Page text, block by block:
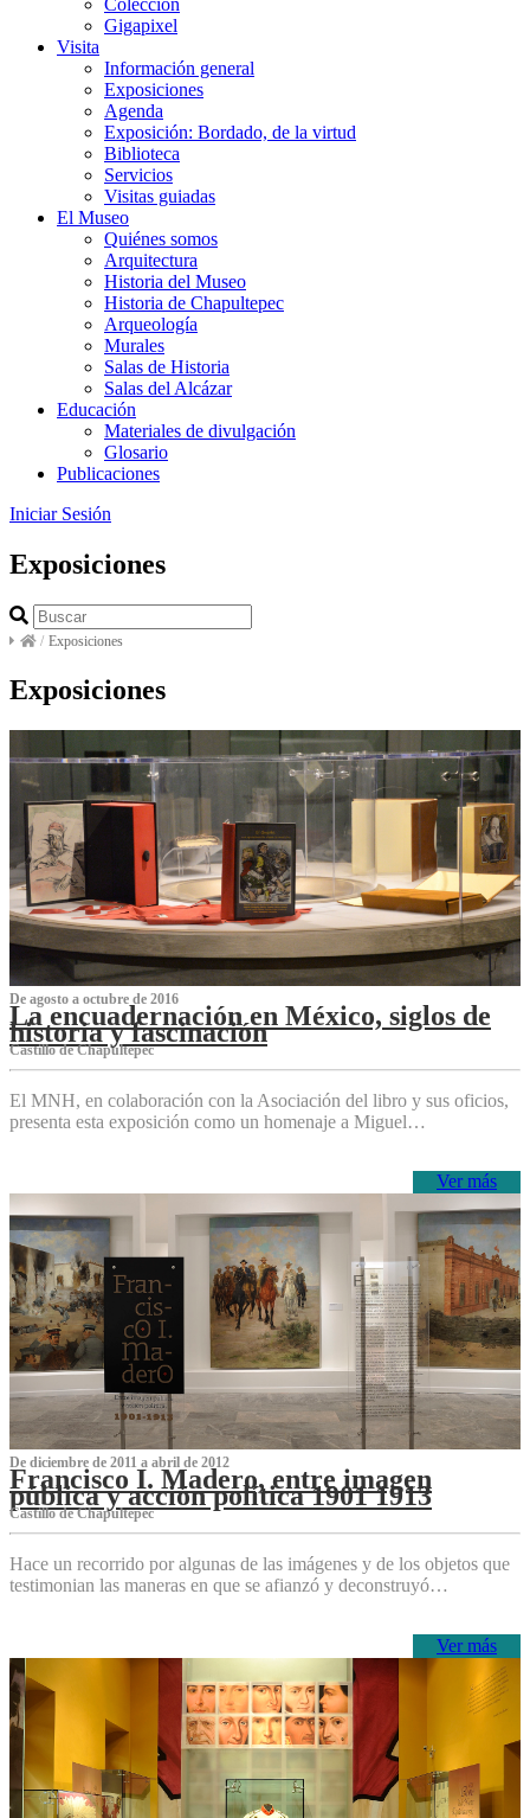
Colección
Gigapixel
Visita
Información general
Exposiciones
Agenda
Exposición: Bordado, de la virtud
Biblioteca
Servicios
Visitas guiadas
El Museo
Quiénes somos
Arquitectura
Historia del Museo
Historia de Chapultepec
Arqueología
Murales
Salas de Historia
Salas del Alcázar
Educación
Materiales de divulgación
Glosario
Publicaciones
Iniciar Sesión
Exposiciones
/ Exposiciones
Exposiciones
De agosto a octubre de 2016
La encuadernación en México, siglos de
historia y fascinación
Castillo de Chapultepec
El MNH, en colaboración con la Asociación del libro y sus oficios,
presenta esta exposición como un homenaje a Miguel…
Ver más
De diciembre de 2011 a abril de 2012
Francisco I. Madero, entre imagen
pública y acción política 1901 1913
Castillo de Chapultepec
Hace un recorrido por algunas de las imágenes y de los objetos que
testimonian las maneras en que se afianzó y deconstruyó…
Ver más